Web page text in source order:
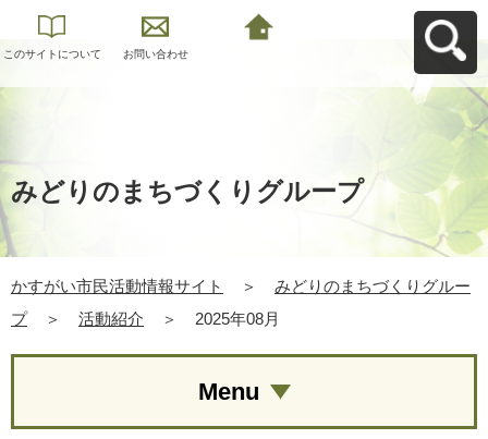
このサイトについて お問い合わせ
みどりのまちづくりグループ
かすがい市民活動情報サイト ＞
みどりのまちづくりグルー
プ
＞ 活動紹介 ＞ 2025年08月
Menu